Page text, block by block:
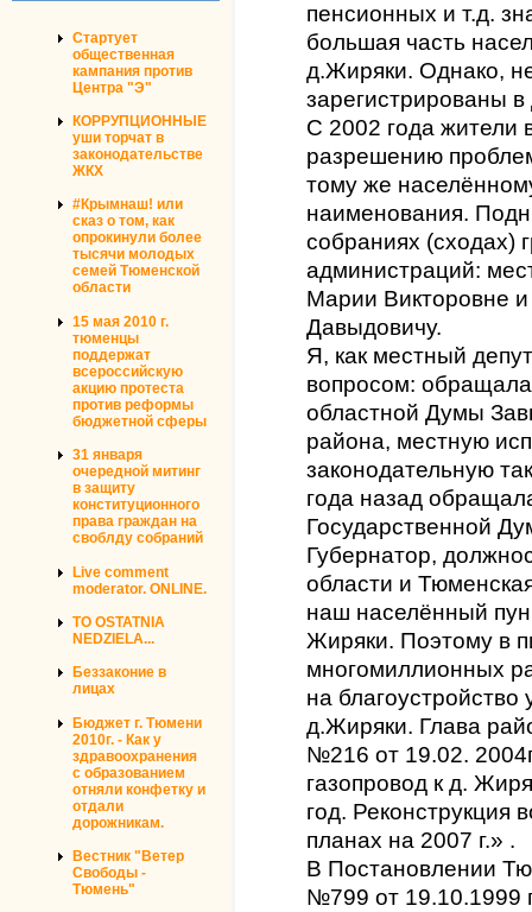
Стартует
общественная
кампания против
Центра "Э"
КОРРУПЦИОННЫЕ
уши торчат в
законодательстве
ЖКХ
#Крымнаш! или
сказ о том, как
опрокинули более
тысячи молодых
семей Тюменской
области
15 мая 2010 г.
тюменцы
поддержат
всероссийскую
акцию протеста
против реформы
бюджетной сферы
31 января
очередной митинг
в защиту
конституционного
права граждан на
своблду собраний
Live comment
moderator. ONLINE.
TO OSTATNIA
NEDZIELA...
Беззаконие в
лицах
Бюджет г. Тюмени
2010г. - Как у
здравоохранения
с образованием
отняли конфетку и
отдали
дорожникам.
Вестник "Ветер
Свободы -
Тюмень"
пенсионных и т.д.
большая часть
д.Жиряки. Однако,
зарегистрированы
С 2002 года жители
разрешению
тому же
наименования.
собраниях (сходах)
администраций:
Марии Викторовне
Давыдовичу.
Я, как местный
вопросом:
областной Думы
района, местную
законодательную
года назад
Государственной
Губернатор,
области и
наш населённый
Жиряки. Поэтому в
многомиллионных
на
д.Жиряки. Глава
№216 от 19.02.
газопровод к д.
год. Реконструкция
планах на 2007 г.» .
В Постановлении
№799 от 19.10.1999